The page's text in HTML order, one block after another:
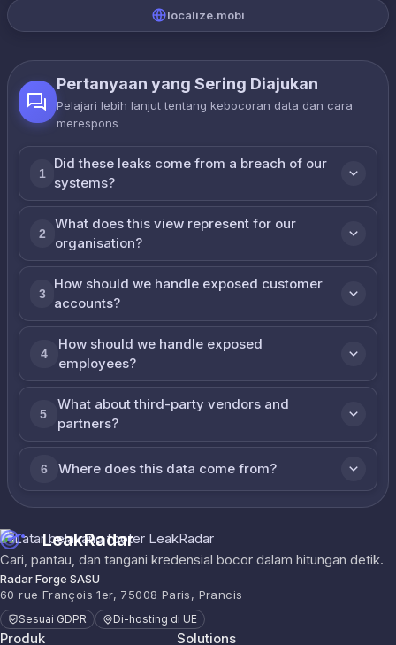
localize.mobi
Pertanyaan yang Sering Diajukan
Pelajari lebih lanjut tentang kebocoran data dan cara
merespons
1
Did these leaks come from a breach of our
systems?
2
What does this view represent for our
organisation?
3
How should we handle exposed customer
accounts?
4
How should we handle exposed
employees?
5
What about third-party vendors and
partners?
6 Where does this data come from?
LeakRadar
Cari, pantau, dan tangani kredensial bocor dalam hitungan detik.
Radar Forge SASU
60 rue François 1er, 75008 Paris, Prancis
Sesuai GDPR Di-hosting di UE
Produk Solutions